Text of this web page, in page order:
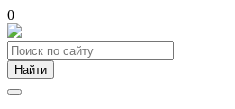
0
Найти